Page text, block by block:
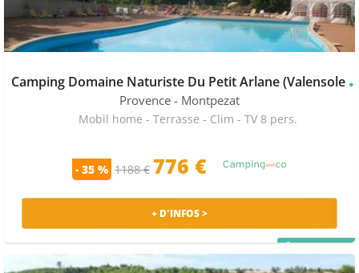
amping Domaine
Provence - Montpezat
Mobil home - Terrasse - Clim - TV 8 pers.
- 35 % 1188 € 776 €
+ D'INFOS >